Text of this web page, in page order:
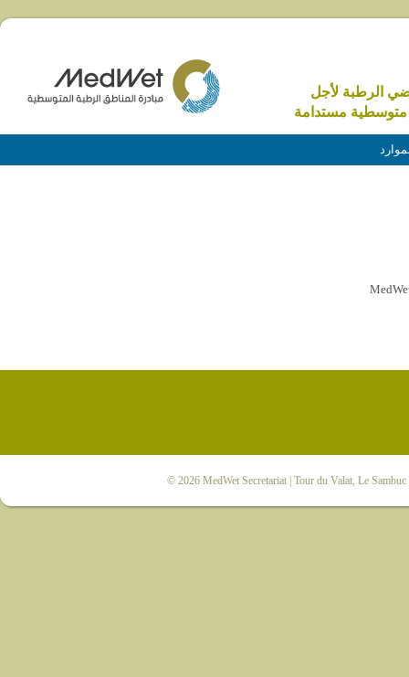
الرطبة لأجل
مستدامة
© 2026 MedWet Secretariat| Tour du Valat, Le